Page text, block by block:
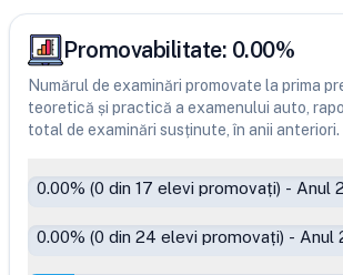
Promovabilitate: 0.00%
Numărul de examinări promovate la prima
teoretică și practică a examenului auto,
total de examinări susținute, în anii anteriori.
0.00% (0 din 17 elevi promovați) - Anul
0.00% (0 din 24 elevi promovați) - Anul